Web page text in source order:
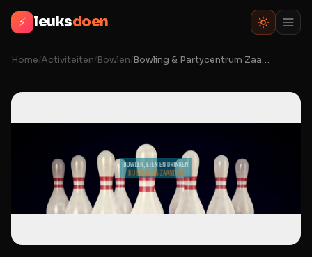
⚡ leuksdoen
Home/Activiteiten/Bowlen/ Bowling & Partycentrum Zaandam